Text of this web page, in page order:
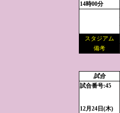
14時00分
スタジアム
備考
試合
試合番号:45
12月24日(木)